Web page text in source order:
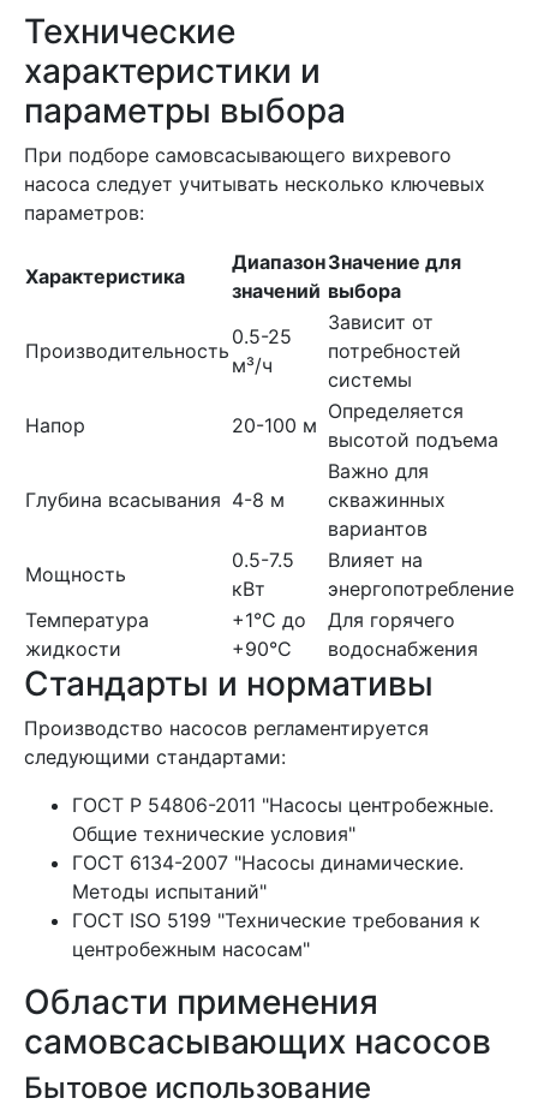
Технические
характеристики и
параметры выбора
При подборе самовсасывающего вихревого
насоса следует учитывать несколько ключевых
параметров:
Характеристика
Диапазон
значений
Значение для
выбора
Производительность
0.5-25
м³/ч
Зависит от
потребностей
системы
Напор
20-100 м
Определяется
высотой подъема
Глубина всасывания 4-8 м
Важно для
скважинных
вариантов
Мощность
0.5-7.5
кВт
Влияет на
энергопотребление
Температура
жидкости
+1°C до
+90°C
Для горячего
водоснабжения
Стандарты и нормативы
Производство насосов регламентируется
следующими стандартами:
ГОСТ Р 54806-2011 "Насосы центробежные.
Общие технические условия"
ГОСТ 6134-2007 "Насосы динамические.
Методы испытаний"
ГОСТ ISO 5199 "Технические требования к
центробежным насосам"
Области применения
самовсасывающих насосов
Бытовое использование